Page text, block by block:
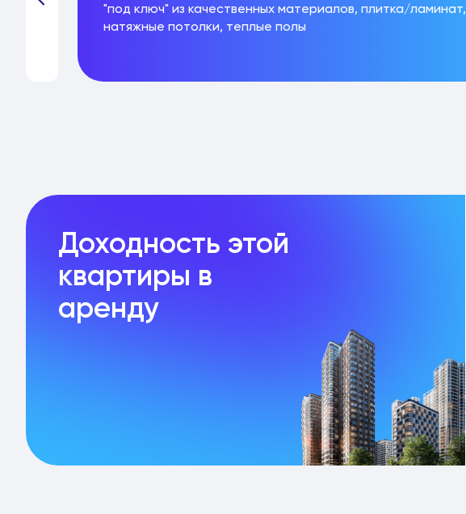
"под ключ" из качественных материалов, плитка/ламинат,
натяжные потолки, теплые полы
Доходность этой
квартиры в
аренду